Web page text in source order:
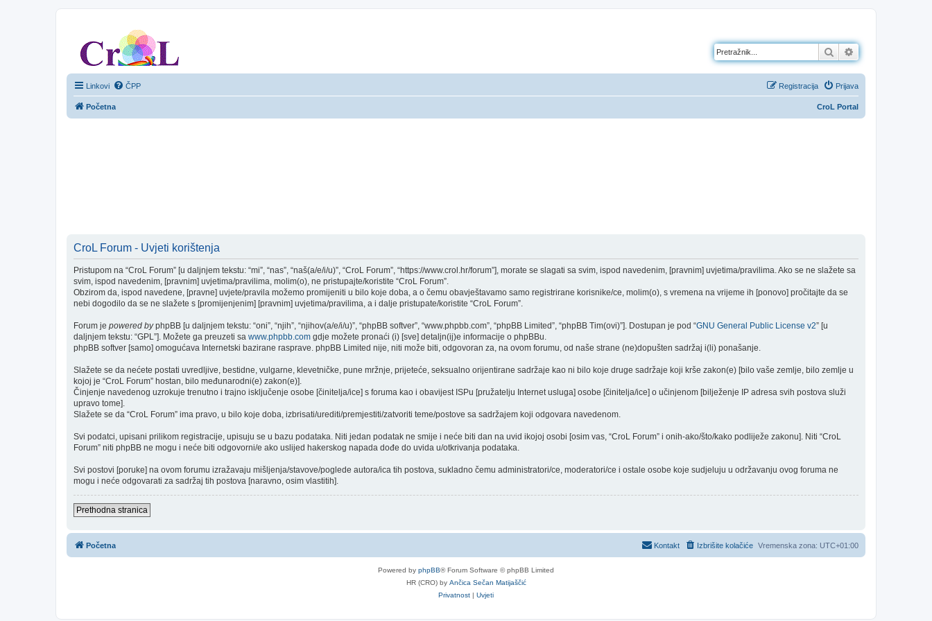
Pretražnik
Linkovi ČPP Prijava
Registracija
CroL Portal
Početna
CroL Forum - Uvjeti korištenja
Pristupom na “CroL Forum” [u daljnjem tekstu: “mi”, “nas”, “naš(a/e/i/u)”, “CroL Forum”, “https://www.crol.hr/forum”], morate se slagati sa svim, ispod navedenim, [pravnim] uvjetima/pravilima. Ako se ne slažete sa
svim, ispod navedenim, [pravnim] uvjetima/pravilima, molim(o), ne pristupajte/koristite “CroL Forum”.
Obzirom da, ispod navedene, [pravne] uvjete/pravila možemo promijeniti u bilo koje doba, a o čemu obavještavamo samo registrirane korisnike/ce, molim(o), s vremena na vrijeme ih [ponovo] pročitajte da se
nebi dogodilo da se ne slažete s [promijenjenim] [pravnim] uvjetima/pravilima, a i dalje pristupate/koristite “CroL Forum”.
Forum je powered byphpBB [u daljnjem tekstu: “oni”, “njih”, “njihov(a/e/i/u)”, “phpBB softver”, “www.phpbb.com”, “phpBB Limited”, “phpBB Tim(ovi)”]. Dostupan je pod “GNU General Public License v2” [u
daljnjem tekstu: “GPL”]. Možete ga preuzeti sa www.phpbb.com gdje možete pronaći (i) [sve] detaljn(ij)e informacije o phpBBu.
phpBB softver [samo] omogućava Internetski bazirane rasprave. phpBB Limited nije, niti može biti, odgovoran za, na ovom forumu, od naše strane (ne)dopušten sadržaj i(li) ponašanje.
Slažete se da nećete postati uvredljive, bestidne, vulgarne, klevetničke, pune mržnje, prijeteće, seksualno orijentirane sadržaje kao ni bilo koje druge sadržaje koji krše zakon(e) [bilo vaše zemlje, bilo zemlje u
kojoj je “CroL Forum” hostan, bilo međunarodni(e) zakon(e)].
Činjenje navedenog uzrokuje trenutno i trajno isključenje osobe [činitelja/ice] s foruma kao i obavijest ISPu [pružatelju Internet usluga] osobe [činitelja/ice] o učinjenom [bilježenje IP adresa svih postova služi
upravo tome].
Slažete se da “CroL Forum” ima pravo, u bilo koje doba, izbrisati/urediti/premjestiti/zatvoriti teme/postove sa sadržajem koji odgovara navedenom.
Svi podatci, upisani prilikom registracije, upisuju se u bazu podataka. Niti jedan podatak ne smije i neće biti dan na uvid ikojoj osobi [osim vas, “CroL Forum” i onih-ako/što/kako podliježe zakonu]. Niti “CroL
Forum” niti phpBB ne mogu i neće biti odgovorni/e ako uslijed hakerskog napada dođe do uvida u/otkrivanja podataka.
Svi postovi [poruke] na ovom forumu izražavaju mišljenja/stavove/poglede autora/ica tih postova, sukladno čemu administratori/ce, moderatori/ce i ostale osobe koje sudjeluju u održavanju ovog foruma ne
mogu i neće odgovarati za sadržaj tih postova [naravno, osim vlastitih].
Prethodna stranica
Početna Vremenska zona: UTC+01:00
Izbrišite kolačiće
Kontakt
Powered by phpBB® Forum Software © phpBB Limited
HR (CRO) by Ančica Sečan Matijaščić
Privatnost | Uvjeti